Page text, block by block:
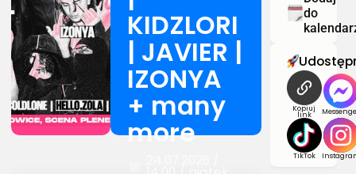
KIDZLORI
| JAVIER |
IZONYA
+ many
more
do
Kopiuj
link
TikTok